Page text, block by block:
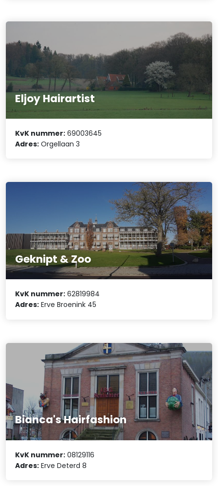
Eljoy Hairartist
KvK nummer: 69003645
Adres: Orgellaan 3
Geknipt & Zoo
KvK nummer: 62819984
Adres: Erve Broenink 45
Bianca's Hairfashion
KvK nummer: 08129116
Adres: Erve Deterd 8